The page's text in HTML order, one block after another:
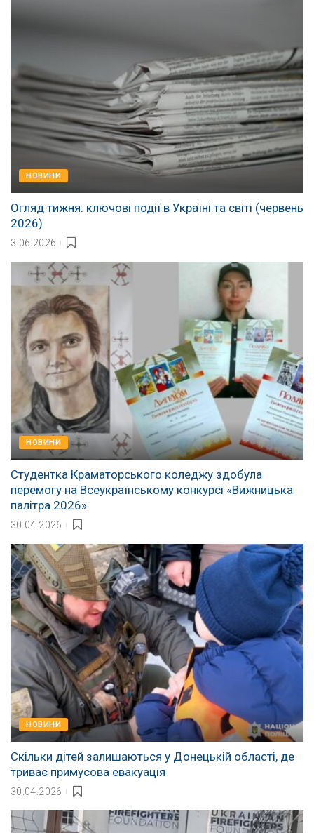
НОВИНИ
Огляд тижня: ключові події в Україні та світі (червень
2026)
3.06.2026
НОВИНИ
Студентка Краматорського коледжу здобула
перемогу на Всеукраїнському конкурсі «Вижницька
палітра 2026»
30.04.2026
НОВИНИ
Скільки дітей залишаються у Донецькій області, де
триває примусова евакуація
30.04.2026